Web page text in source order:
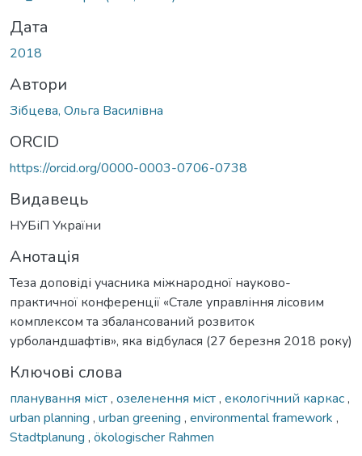
Дата
2018
Автори
Зібцева, Ольга Василівна
ORCID
https://orcid.org/0000-0003-0706-0738
Видавець
НУБіП України
Анотація
Теза доповіді учасника міжнародної науково-
практичної конференції «Стале управління лісовим
комплексом та збалансований розвиток
урболандшафтів», яка відбулася (27 березня 2018 року)
Ключові слова
планування міст, озеленення міст, екологічний каркас,
urban planning , urban greening , environmental framework ,
Stadtplanung , ökologischer Rahmen